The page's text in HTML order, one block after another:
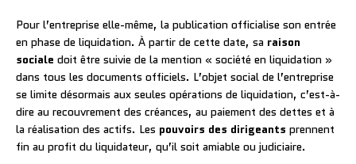
Pour l’entreprise elle-même, la publication officialise son entrée
en phase de liquidation. À partir de cette date, sa raison
sociale doit être suivie de la mention « société en liquidation »
dans tous les documents officiels. L’objet social de l’entreprise
se limite désormais aux seules opérations de liquidation, c’est-à-
dire au recouvrement des créances, au paiement des dettes et à
la réalisation des actifs. Les pouvoirs des dirigeants prennent
fin au profit du liquidateur, qu’il soit amiable ou judiciaire.